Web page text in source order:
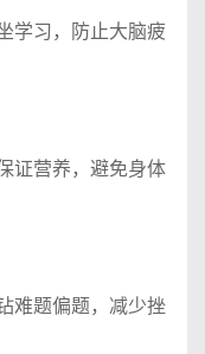
学习，防止大脑疲
证营养，避免身体
难题偏题，减少挫